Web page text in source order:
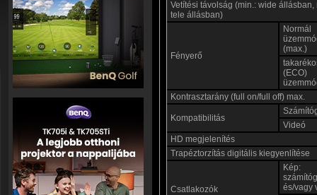
Vetítési távolság (min.: wide állásban,
tele állásban)
Fényerő
Normál
(max.)
(ECO)
Kontrasztarány (full on/full off) max.
Kompatibilitás
Videó
HD megjelenítés
Trapéztorzítás digitális kiegyenlítése
Csatlakozók
Kép:
és/vagy